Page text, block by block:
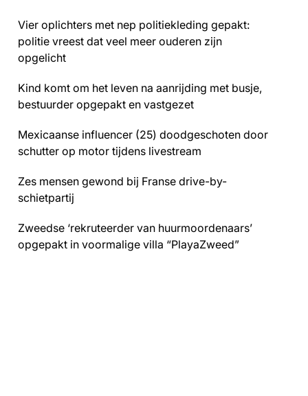
Vier oplichters met nep politiekleding gepakt:
politie vreest dat veel meer ouderen zijn
opgelicht
Kind komt om het leven na aanrijding met busje,
bestuurder opgepakt en vastgezet
Mexicaanse influencer (25) doodgeschoten door
schutter op motor tijdens livestream
Zes mensen gewond bij Franse drive-by-
schietpartij
Zweedse ‘rekruteerder van huurmoordenaars’
opgepakt in voormalige villa “PlayaZweed”